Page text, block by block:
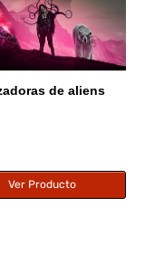
de aliens
Ver Producto